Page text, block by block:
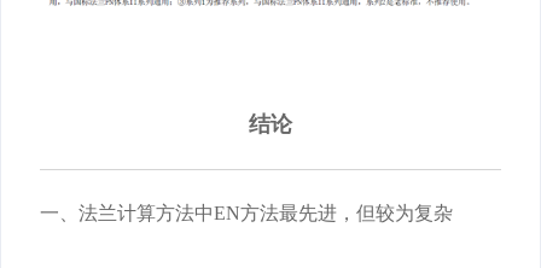
结论
一、法兰计算方法中EN方法最先进，但较为复杂